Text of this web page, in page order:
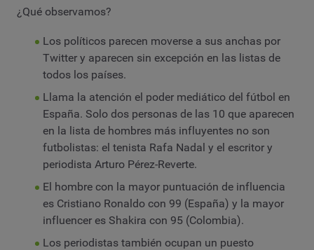
¿Qué observamos?
Los políticos parecen moverse a sus anchas por
Twitter y aparecen sin excepción en las listas de
todos los países.
Llama la atención el poder mediático del fútbol en
España. Solo dos personas de las 10 que aparecen
en la lista de hombres más influyentes no son
futbolistas: el tenista Rafa Nadal y el escritor y
periodista Arturo Pérez-Reverte.
El hombre con la mayor puntuación de influencia
es Cristiano Ronaldo con 99 (España) y la mayor
influencer es Shakira con 95 (Colombia).
Los periodistas también ocupan un puesto